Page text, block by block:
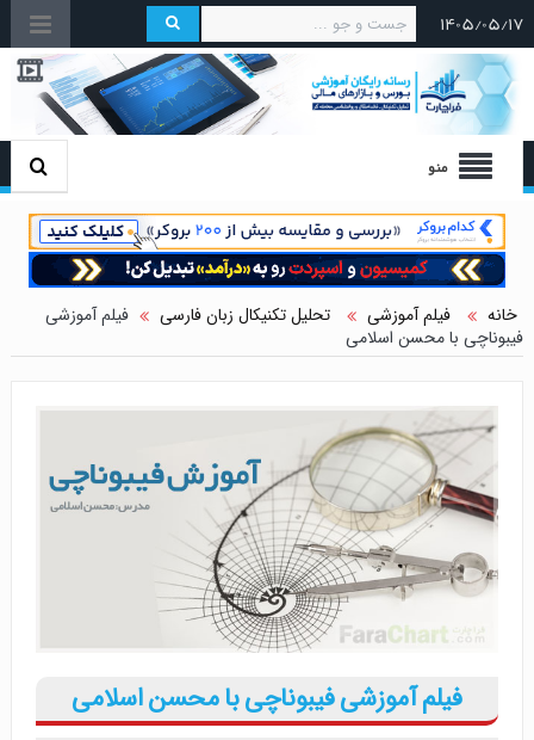
۱۴۰۵/۰۵/۱۷
منو
خانه فیلم آموزشی تحلیل تکنیکال زبان فارسی
فیلم آموزشی
فیبوناچی با محسن اسلامی
فیلم آموزشی فیبوناچی با محسن اسلامی